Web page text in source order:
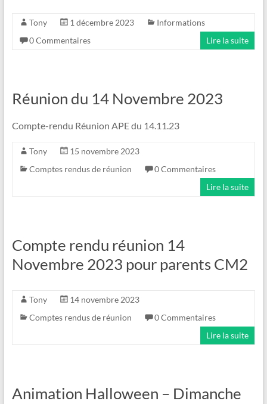
Tony 1 décembre 2023
Informations
0 Commentaires
Lire la suite
Réunion du 14 Novembre 2023
Compte-rendu Réunion APE du 14.11.23
Tony
15 novembre 2023
Comptes rendus de réunion
0 Commentaires
Lire la suite
Compte rendu réunion 14
Novembre 2023 pour parents CM2
Tony
14 novembre 2023
Comptes rendus de réunion
0 Commentaires
Lire la suite
Animation Halloween – Dimanche